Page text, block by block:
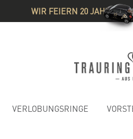
WIR FEIERN 20 JAHRE&
VERLOBUNGSRINGE